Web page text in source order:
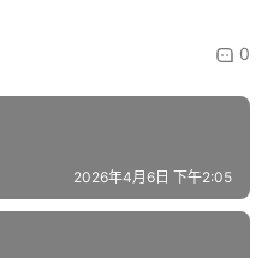
0
2026年4月6日 下午2:05